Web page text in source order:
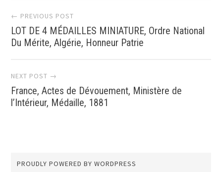
Post navigation
← PREVIOUS POST
LOT DE 4 MÉDAILLES MINIATURE, Ordre National
Du Mérite, Algérie, Honneur Patrie
NEXT POST →
France, Actes de Dévouement, Ministère de
l’Intérieur, Médaille, 1881
PROUDLY POWERED BY WORDPRESS